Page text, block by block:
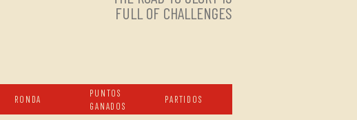
FULL OF CHALLENGES
RONDA
PUNTOS
GANADOS
PARTIDOS